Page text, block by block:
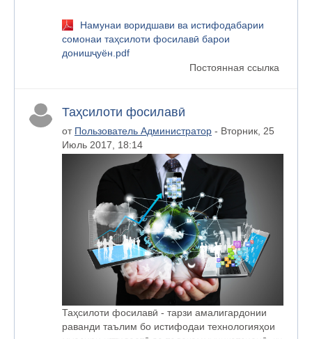
Намунаи воридшави ва истифодабарии
сомонаи таҳсилоти фосилавӣ барои
донишҷуён.pdf
Постоянная ссылка
Таҳсилоти фосилавӣ
от Пользователь Администратор - Вторник, 25
Июль 2017, 18:14
Таҳсилоти фосилавӣ - тарзи амалигардонии
раванди таълим бо истифодаи технологияҳои